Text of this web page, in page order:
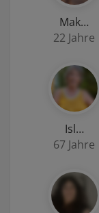
Mak…
22 Jahre
Isl…
67 Jahre